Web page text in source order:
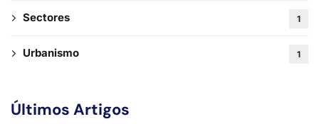
Sectores 1
Urbanismo 1
Últimos Artigos
Newsletter!